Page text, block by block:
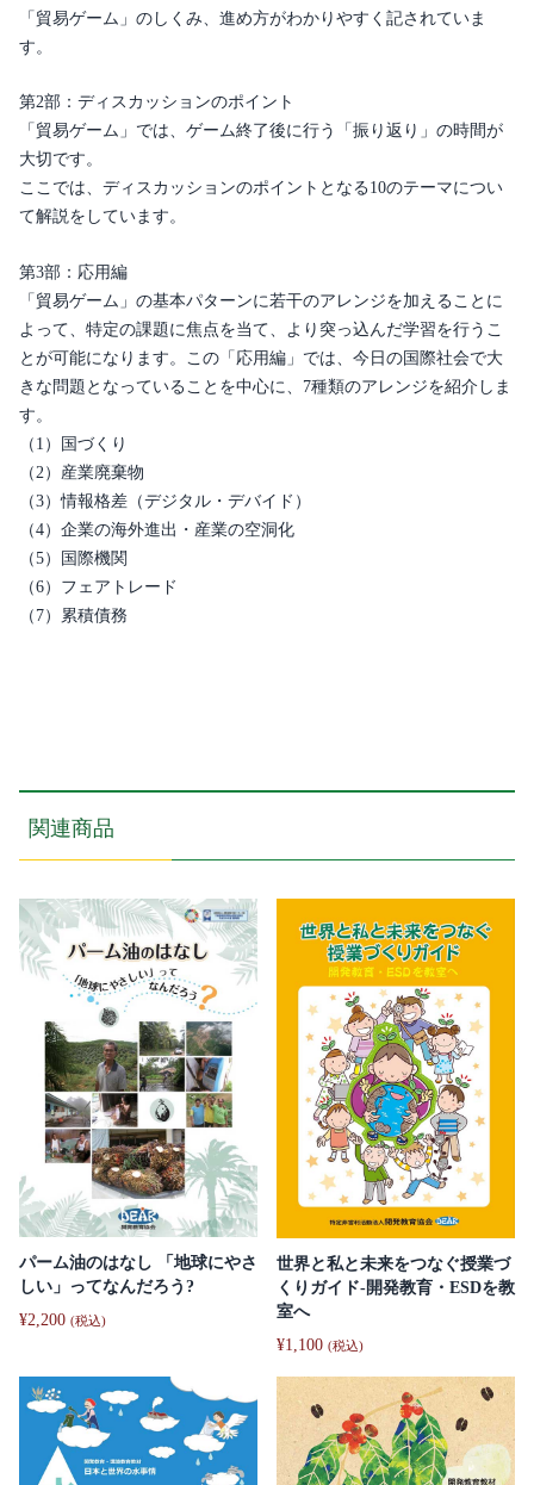
化
を
え
る
個
「貿易ゲーム」のしくみ、進め方がわかりやすく記されていま
す。
第2部：ディスカッションのポイント
「貿易ゲーム」では、ゲーム終了後に行う「振り返り」の時間が
大切です。
ここでは、ディスカッションのポイントとなる10のテーマについ
て解説をしています。
第3部：応用編
「貿易ゲーム」の基本パターンに若干のアレンジを加えることに
よって、特定の課題に焦点を当て、より突っ込んだ学習を行うこ
とが可能になります。この「応用編」では、今日の国際社会で大
きな問題となっていることを中心に、7種類のアレンジを紹介しま
す。
（1）国づくり
（2）産業廃棄物
（3）情報格差（デジタル・デバイド）
（4）企業の海外進出・産業の空洞化
（5）国際機関
（6）フェアトレード
（7）累積債務
関連商品
パーム油のはなし 「地球にやさ
しい」ってなんだろう?
¥2,200 (税込)
世界と私と未来をつなぐ授業づ
くりガイド-開発教育・ESDを教
室へ
¥1,100 (税込)